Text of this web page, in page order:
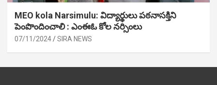
MEO kola Narsimulu: విద్యార్థులు పఠ‌నాసక్తిని
పెంపొందించాలి : ఎంఈఓ కోల నర్సింలు
07/11/2024 SIRA NEWS